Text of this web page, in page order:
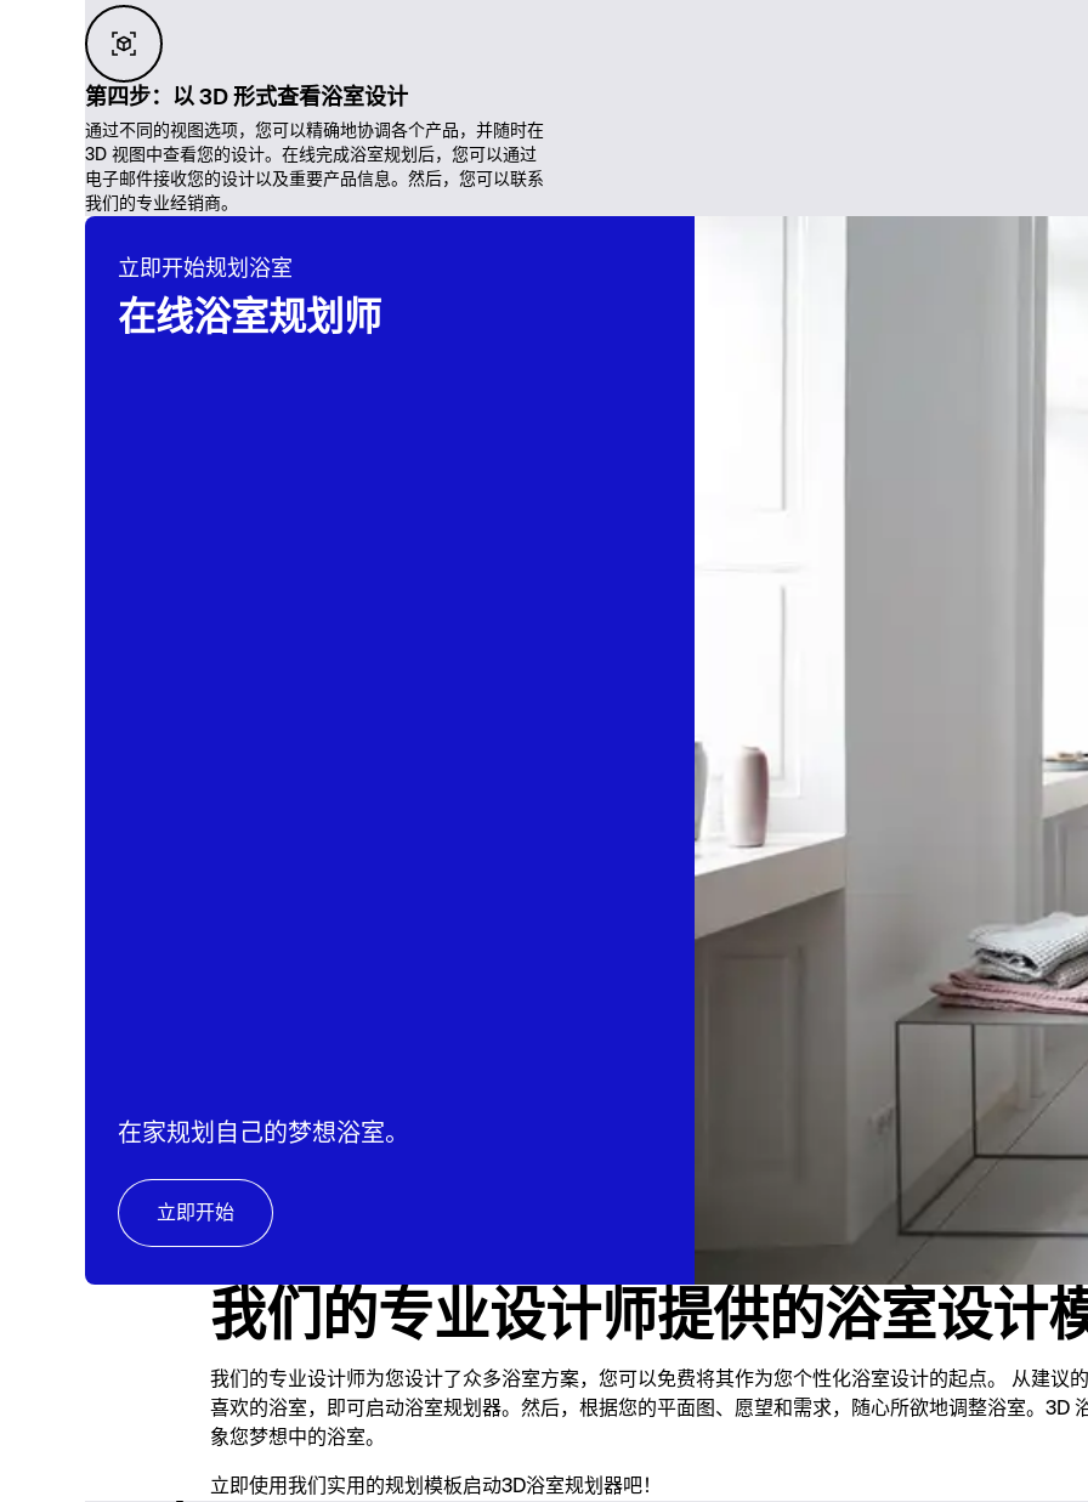
第四步：以 3D 形式查看浴室设计
通过不同的视图选项，您可以精确地协调各个产品，并随时在
3D 视图中查看您的设计。在线完成浴室规划后，您可以通过
电子邮件接收您的设计以及重要产品信息。然后，您可以联系
我们的专业经销商。
立即开始规划浴室
在线浴室规划师
在家规划自己的梦想浴室。
立即开始
我们的专业设计师提供的浴室设计
我们的专业设计师为您设计了众多浴室方案，您可以免费将其作为您个性化浴室设计的起点。 从建议
喜欢的浴室，即可启动浴室规划器。然后，根据您的平面图、愿望和需求，随心所欲地调整浴室。3D
象您梦想中的浴室。
立即使用我们实用的规划模板启动3D浴室规划器吧！